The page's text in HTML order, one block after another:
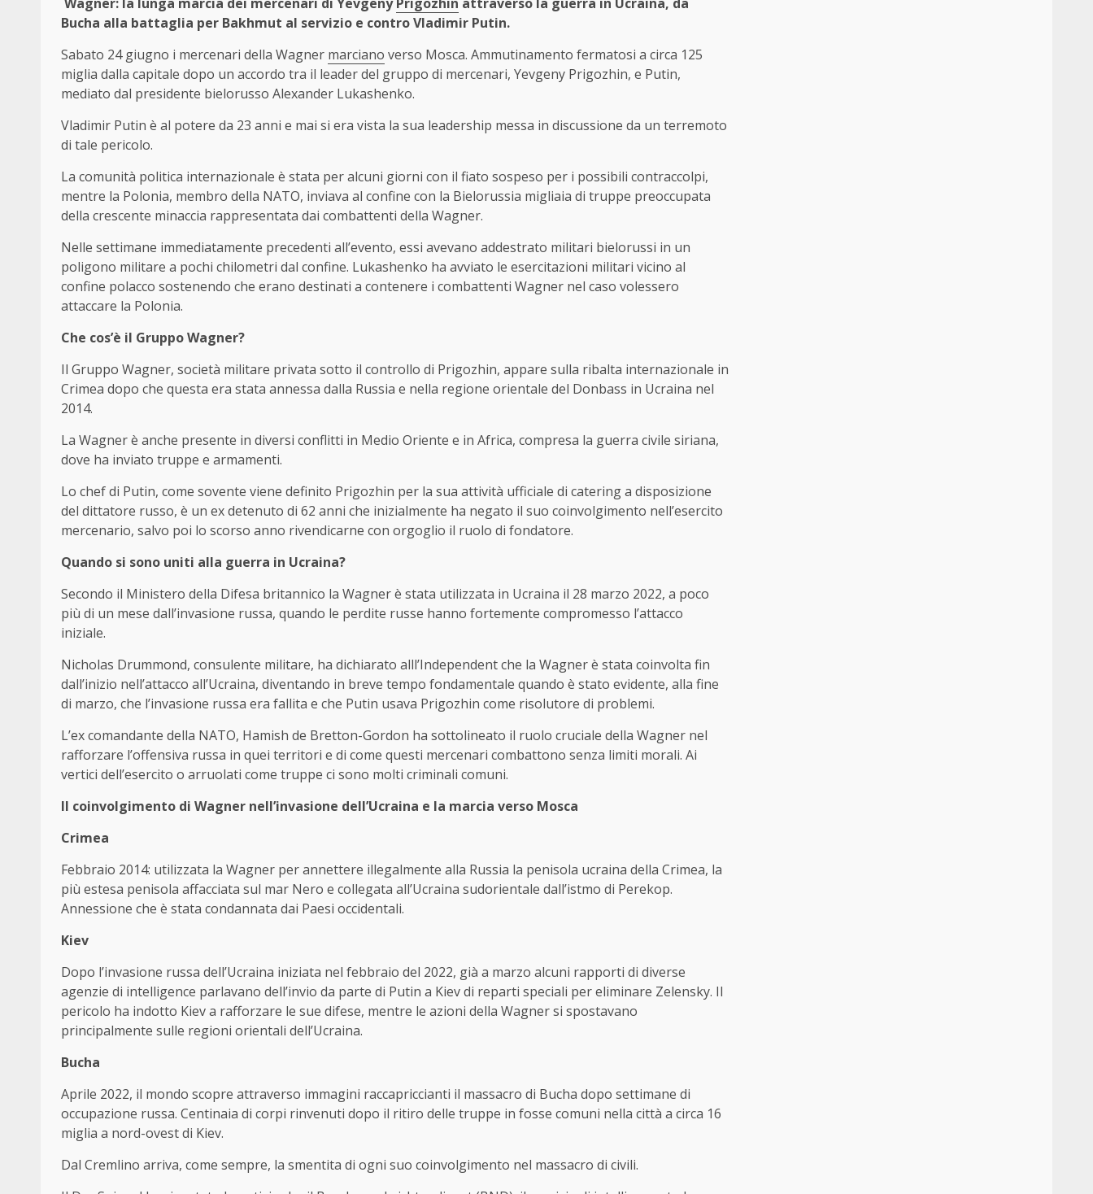
Bucha alla battaglia per Bakhmut al servizio e contro Vladimir Putin.
Sabato 24 giugno i mercenari della Wagner marciano verso Mosca. Ammutinamento fermatosi a circa 125
miglia dalla capitale dopo un accordo tra il leader del gruppo di mercenari, Yevgeny Prigozhin, e Putin,
mediato dal presidente bielorusso Alexander Lukashenko.
Vladimir Putin è al potere da 23 anni e mai si era vista la sua leadership messa in discussione da un terremoto
di tale pericolo.
La comunità politica internazionale è stata per alcuni giorni con il fiato sospeso per i possibili contraccolpi,
mentre la Polonia, membro della NATO, inviava al confine con la Bielorussia migliaia di truppe preoccupata
della crescente minaccia rappresentata dai combattenti della Wagner.
Nelle settimane immediatamente precedenti all’evento, essi avevano addestrato militari bielorussi in un
poligono militare a pochi chilometri dal confine. Lukashenko ha avviato le esercitazioni militari vicino al
confine polacco sostenendo che erano destinati a contenere i combattenti Wagner nel caso volessero
attaccare la Polonia.
Che cos’è il Gruppo Wagner?
Il Gruppo Wagner, società militare privata sotto il controllo di Prigozhin, appare sulla ribalta internazionale in
Crimea dopo che questa era stata annessa dalla Russia e nella regione orientale del Donbass in Ucraina nel
2014.
La Wagner è anche presente in diversi conflitti in Medio Oriente e in Africa, compresa la guerra civile siriana,
dove ha inviato truppe e armamenti.
Lo chef di Putin, come sovente viene definito Prigozhin per la sua attività ufficiale di catering a disposizione
del dittatore russo, è un ex detenuto di 62 anni che inizialmente ha negato il suo coinvolgimento nell’esercito
mercenario, salvo poi lo scorso anno rivendicarne con orgoglio il ruolo di fondatore.
Quando si sono uniti alla guerra in Ucraina?
Secondo il Ministero della Difesa britannico la Wagner è stata utilizzata in Ucraina il 28 marzo 2022, a poco
più di un mese dall’invasione russa, quando le perdite russe hanno fortemente compromesso l’attacco
iniziale.
Nicholas Drummond, consulente militare, ha dichiarato alll’Independent che la Wagner è stata coinvolta fin
dall’inizio nell’attacco all’Ucraina, diventando in breve tempo fondamentale quando è stato evidente, alla fine
di marzo, che l’invasione russa era fallita e che Putin usava Prigozhin come risolutore di problemi.
L’ex comandante della NATO, Hamish de Bretton-Gordon ha sottolineato il ruolo cruciale della Wagner nel
rafforzare l’offensiva russa in quei territori e di come questi mercenari combattono senza limiti morali. Ai
vertici dell’esercito o arruolati come truppe ci sono molti criminali comuni.
Il coinvolgimento di Wagner nell’invasione dell’Ucraina e la marcia verso Mosca
Crimea
Febbraio 2014: utilizzata la Wagner per annettere illegalmente alla Russia la penisola ucraina della Crimea, la
più estesa penisola affacciata sul mar Nero e collegata all’Ucraina sudorientale dall’istmo di Perekop.
Annessione che è stata condannata dai Paesi occidentali.
Kiev
Dopo l’invasione russa dell’Ucraina iniziata nel febbraio del 2022, già a marzo alcuni rapporti di diverse
agenzie di intelligence parlavano dell’invio da parte di Putin a Kiev di reparti speciali per eliminare Zelensky. Il
pericolo ha indotto Kiev a rafforzare le sue difese, mentre le azioni della Wagner si spostavano
principalmente sulle regioni orientali dell’Ucraina.
Bucha
Aprile 2022, il mondo scopre attraverso immagini raccapriccianti il massacro di Bucha dopo settimane di
occupazione russa. Centinaia di corpi rinvenuti dopo il ritiro delle truppe in fosse comuni nella città a circa 16
miglia a nord-ovest di Kiev.
Dal Cremlino arriva, come sempre, la smentita di ogni suo coinvolgimento nel massacro di civili.